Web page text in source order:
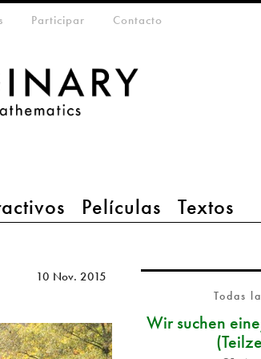
Películas Textos
Participar Contacto
10 Nov. 2015
Todas
Wir suchen